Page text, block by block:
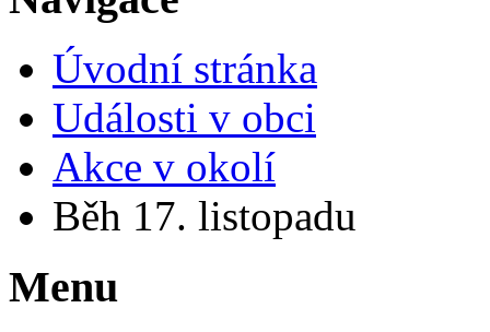
Úvodní stránka
Události v obci
Akce v okolí
Běh 17. listopadu
Menu